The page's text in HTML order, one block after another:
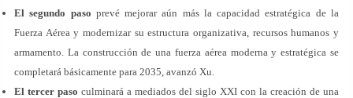
El segundo paso prevé mejorar aún más la capacidad estratégica de la
Fuerza Aérea y modernizar su estructura organizativa, recursos humanos y
armamento. La construcción de una fuerza aérea moderna y estratégica se
completará básicamente para 2035, avanzó Xu.
El tercer paso culminará a mediados del siglo XXI con la creación de una